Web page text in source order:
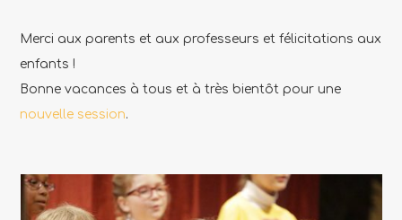
Merci aux parents et aux professeurs et félicitations aux
enfants !
Bonne vacances à tous et à très bientôt pour une
nouvelle session.